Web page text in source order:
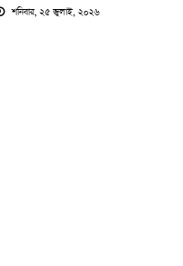
শনিবার, ২৫ জুলাই, ২০২৬